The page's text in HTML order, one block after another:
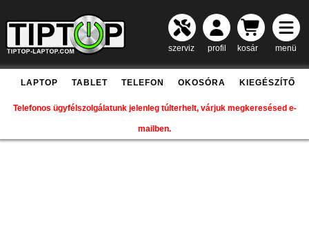
szerviz profil kosár menü
LAPTOP TABLET TELEFON OKOSÓRA KIEGÉSZÍTŐ
Telefonos ügyfélszolgálatunk jelenleg túlterhelt, várjuk megkeresésed e-
mailben.